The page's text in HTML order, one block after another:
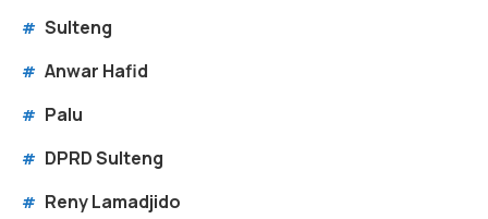
# Sulteng
# Anwar Hafid
# Palu
# DPRD Sulteng
# Reny Lamadjido